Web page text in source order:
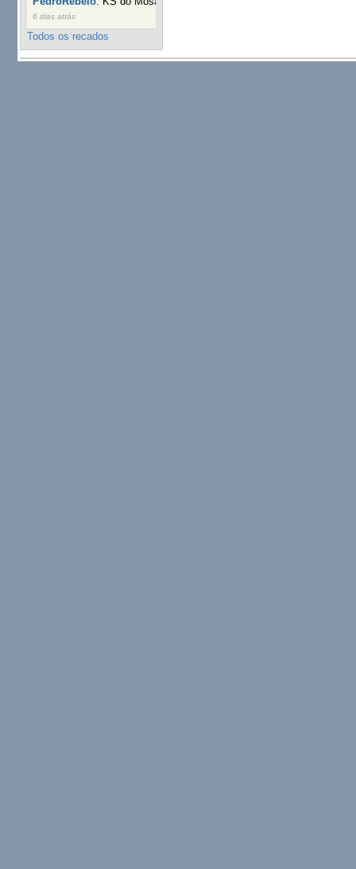
6 dias atrás
Todos os recados